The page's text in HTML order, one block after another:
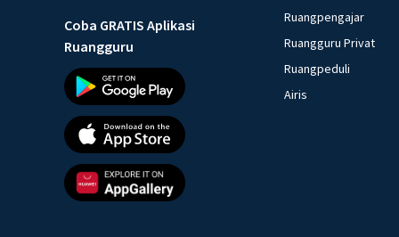
Coba GRATIS Aplikasi
Ruangguru
Ruangpengajar
Ruangguru Privat
Ruangpeduli
Airis